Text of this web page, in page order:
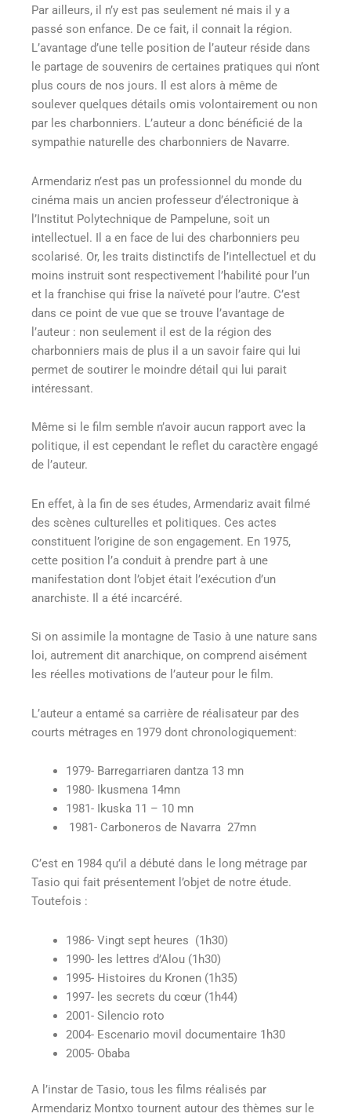
Par ailleurs, il n’y est pas seulement né mais il y a
passé son enfance. De ce fait, il connait la région.
L’avantage d’une telle position de l’auteur réside dans
le partage de souvenirs de certaines pratiques qui n’ont
plus cours de nos jours. Il est alors à même de
soulever quelques détails omis volontairement ou non
par les charbonniers. L’auteur a donc bénéficié de la
sympathie naturelle des charbonniers de Navarre.
Armendariz n’est pas un professionnel du monde du
cinéma mais un ancien professeur d’électronique à
l’Institut Polytechnique de Pampelune, soit un
intellectuel. Il a en face de lui des charbonniers peu
scolarisé. Or, les traits distinctifs de l’intellectuel et du
moins instruit sont respectivement l’habilité pour l’un
et la franchise qui frise la naïveté pour l’autre. C’est
dans ce point de vue que se trouve l’avantage de
l’auteur : non seulement il est de la région des
charbonniers mais de plus il a un savoir faire qui lui
permet de soutirer le moindre détail qui lui parait
intéressant.
Même si le film semble n’avoir aucun rapport avec la
politique, il est cependant le reflet du caractère engagé
de l’auteur.
En effet, à la fin de ses études, Armendariz avait filmé
des scènes culturelles et politiques. Ces actes
constituent l’origine de son engagement. En 1975,
cette position l’a conduit à prendre part à une
manifestation dont l’objet était l’exécution d’un
anarchiste. Il a été incarcéré.
Si on assimile la montagne de Tasio à une nature sans
loi, autrement dit anarchique, on comprend aisément
les réelles motivations de l’auteur pour le film.
L’auteur a entamé sa carrière de réalisateur par des
courts métrages en 1979 dont chronologiquement:
1979- Barregarriaren dantza 13 mn
1980- Ikusmena 14mn
1981- Ikuska 11 – 10 mn
1981- Carboneros de Navarra 27mn
C’est en 1984 qu’il a débuté dans le long métrage par
Tasio qui fait présentement l’objet de notre étude.
Toutefois :
1986- Vingt sept heures (1h30)
1990- les lettres d’Alou (1h30)
1995- Histoires du Kronen (1h35)
1997- les secrets du cœur (1h44)
2001- Silencio roto
2004- Escenario movil documentaire 1h30
2005- Obaba
A l’instar de Tasio, tous les films réalisés par
Armendariz Montxo tournent autour des thèmes sur le